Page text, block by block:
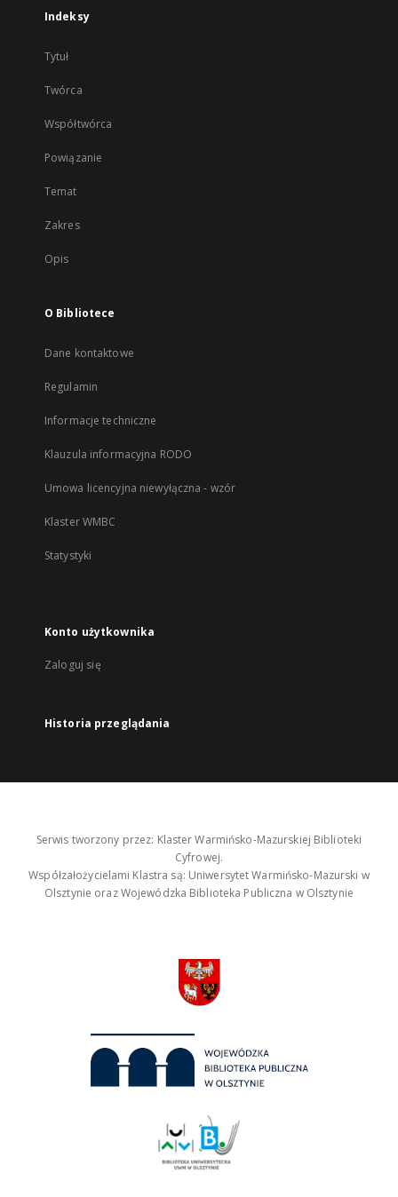
Indeksy
Tytuł
Twórca
Współtwórca
Powiązanie
Temat
Zakres
Opis
O Bibliotece
Dane kontaktowe
Regulamin
Informacje techniczne
Klauzula informacyjna RODO
Umowa licencyjna niewyłączna - wzór
Klaster WMBC
Statystyki
Konto użytkownika
Zaloguj się
Historia przeglądania
Serwis tworzony przez: Klaster Warmińsko-Mazurskiej Biblioteki
Cyfrowej.
Współzałożycielami Klastra są: Uniwersytet Warmińsko-Mazurski w
Olsztynie oraz Wojewódzka Biblioteka Publiczna w Olsztynie